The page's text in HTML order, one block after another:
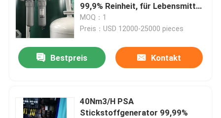
99,9% Reinheit, für Lebensmittel,
Metallurgie, Chemie
MOQ：1
Preis：USD 12000-25000 pieces
Bestpreis Kontakt
40Nm3/H PSA
Stickstoffgenerator 99,99%